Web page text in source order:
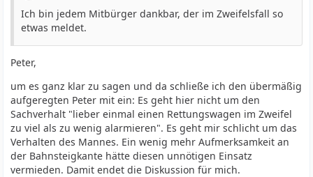
Ich bin jedem Mitbürger dankbar, der im Zweifelsfall so
etwas meldet.
Peter,
um es ganz klar zu sagen und da schließe ich den übermäßig
aufgeregten Peter mit ein: Es geht hier nicht um den
Sachverhalt "lieber einmal einen Rettungswagen im Zweifel
zu viel als zu wenig alarmieren". Es geht mir schlicht um das
Verhalten des Mannes. Ein wenig mehr Aufmerksamkeit an
der Bahnsteigkante hätte diesen unnötigen Einsatz
vermieden. Damit endet die Diskussion für mich.